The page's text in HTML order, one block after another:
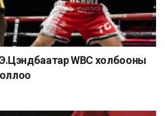
WBC холбооны